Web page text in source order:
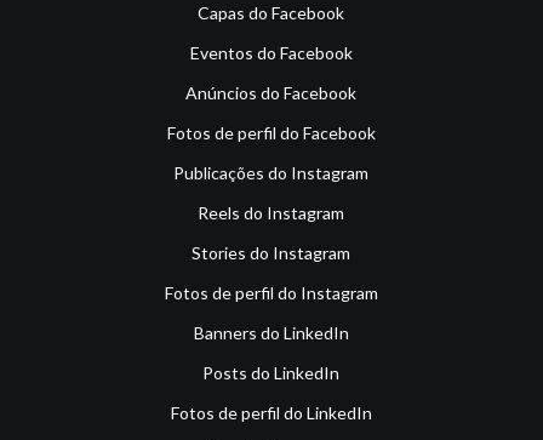
Capas do Facebook
Eventos do Facebook
Anúncios do Facebook
Fotos de perfil do Facebook
Publicações do Instagram
Reels do Instagram
Stories do Instagram
Fotos de perfil do Instagram
Banners do LinkedIn
Posts do LinkedIn
Fotos de perfil do LinkedIn